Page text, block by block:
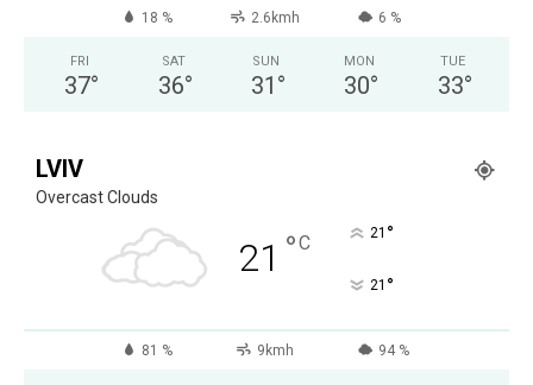
18 % 2.6kmh 6 %
FRI
37°
SAT
36°
SUN
31 °
MON
30°
TUE
33°
LVIV
Overcast Clouds
21 °C 21 °
21 °
81 % 9kmh 94 %